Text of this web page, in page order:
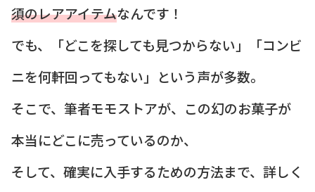
須のレアアイテムなんです！
でも、「どこを探しても見つからない」「コンビ
ニを何軒回ってもない」という声が多数。
そこで、筆者モモストアが、この幻のお菓子が
本当にどこに売っているのか、
そして、確実に入手するための方法まで、詳しく